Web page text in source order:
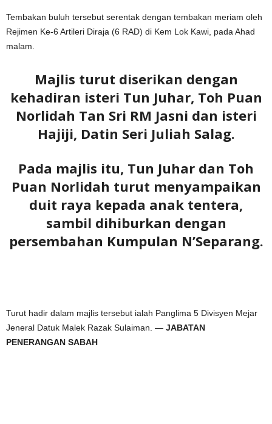
Tembakan buluh tersebut serentak dengan tembakan meriam oleh
Rejimen Ke-6 Artileri Diraja (6 RAD) di Kem Lok Kawi, pada Ahad
malam.
Majlis turut diserikan dengan
kehadiran isteri Tun Juhar, Toh Puan
Norlidah Tan Sri RM Jasni dan isteri
Hajiji, Datin Seri Juliah Salag.
Pada majlis itu, Tun Juhar dan Toh
Puan Norlidah turut menyampaikan
duit raya kepada anak tentera,
sambil dihiburkan dengan
persembahan Kumpulan N’Separang.
Turut hadir dalam majlis tersebut ialah Panglima 5 Divisyen Mejar
Jeneral Datuk Malek Razak Sulaiman. — JABATAN
PENERANGAN SABAH